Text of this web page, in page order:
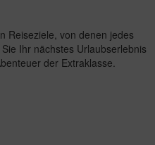
Reiseziele, von denen jedes
Ihr nächstes Urlaubserlebnis
der Extraklasse.